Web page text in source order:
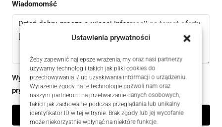
Ustawienia prywatności
Żeby zapewnić najlepsze wrażenia, my oraz nasi partnerzy
używamy technologii takich jak pliki cookies do
przechowywania i/lub uzyskiwania informacji o urządzeniu.
Wyrażenie zgody na te technologie pozwoli nam oraz
naszym partnerom na przetwarzanie danych osobowych,
takich jak zachowanie podczas przeglądania lub unikalny
identyfikator ID w tej witrynie. Brak zgody lub jej wycofanie
może niekorzystnie wpłynąć na niektóre funkcje.
Wiadomomść
Wysyłając ten formularz zgadzam się zpolityką
prywatności
Wyślij zapytanie